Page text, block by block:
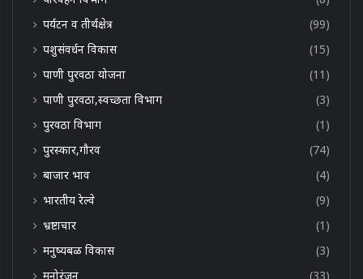
पर्यटन व तीर्थक्षेत्र
(99)
पशुसंवर्धन विकास
(15)
पाणी पुरवठा योजना
(11)
पाणी पुरवठा,स्वच्छता विभाग
(3)
पुरवठा विभाग
(1)
पुरस्कार,गौरव
(74)
बाजार भाव
(4)
भारतीय रेल्वे
(9)
भ्रष्टाचार
(1)
मनुष्यबळ विकास
(3)
मनोरंजन
(33)